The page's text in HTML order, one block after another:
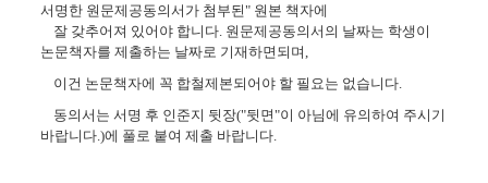
서명한 원문제공동의서가 첨부된" 원본 책자에
잘 갖추어져 있어야 합니다. 원문제공동의서의 날짜는 학생이
논문책자를 제출하는 날짜로 기재하면되며,
이건 논문책자에 꼭 합철제본되어야 할 필요는 없습니다.
동의서는 서명 후 인준지 뒷장("뒷면"이 아님에 유의하여 주시기
바랍니다.)에 풀로 붙여 제출 바랍니다.